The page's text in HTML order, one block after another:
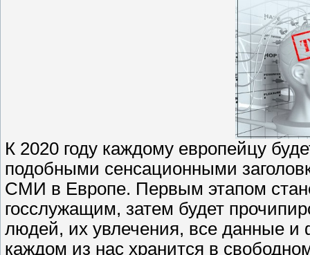
К 2020 году каждому европейцу
подобными сенсационными
СМИ в Европе. Первым этапом
госслужащим, затем будет
людей, их увлечения, все данные
каждом из нас хранится в